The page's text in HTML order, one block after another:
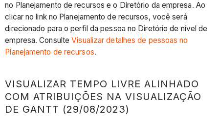
com
atribuições
na
visualização
de
Exibição
do
Quadro
no Planejamento de recursos e o Diretório da empresa. Ao
clicar no link no Planejamento de recursos, você será
direcionado para o perfil da pessoa no Diretório de nível de
empresa. ConsulteVisualizar detalhes de pessoas no
Planejamento de recursos.
VISUALIZAR TEMPO LIVRE ALINHADO
COM ATRIBUIÇÕES NA VISUALIZAÇÃO
DE GANTT (29/08/2023)